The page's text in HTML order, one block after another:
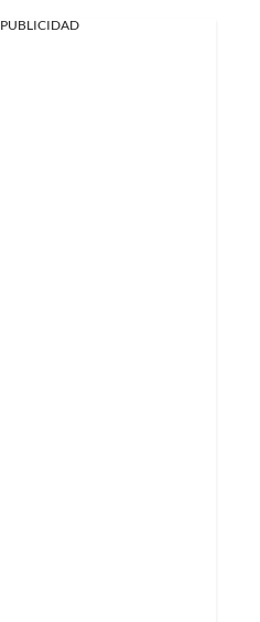
PUBLICIDAD